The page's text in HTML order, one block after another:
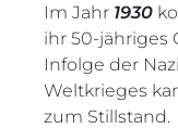
Im Jahr 1930
ihr 50-jähriges
Infolge der
Weltkrieges
zum Stillstand.